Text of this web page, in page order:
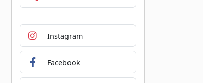
Instagram
Facebook